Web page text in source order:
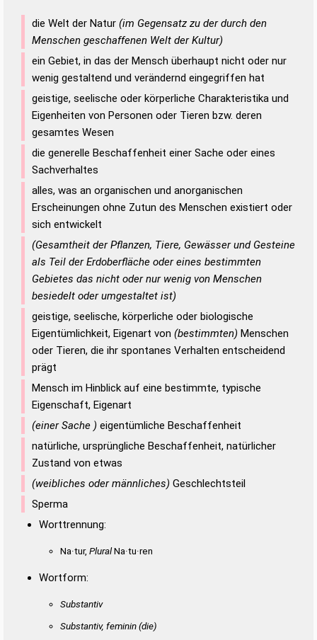
die Welt der Natur (im Gegensatz zu der durch den
Menschen geschaffenen Welt der Kultur)
ein Gebiet, in das der Mensch überhaupt nicht oder nur
wenig gestaltend und verändernd eingegriffen hat
geistige, seelische oder körperliche Charakteristika und
Eigenheiten von Personen oder Tieren bzw. deren
gesamtes Wesen
die generelle Beschaffenheit einer Sache oder eines
Sachverhaltes
alles, was an organischen und anorganischen
Erscheinungen ohne Zutun des Menschen existiert oder
sich entwickelt
(Gesamtheit der Pflanzen, Tiere, Gewässer und Gesteine
als Teil der Erdoberfläche oder eines bestimmten
Gebietes das nicht oder nur wenig von Menschen
besiedelt oder umgestaltet ist)
geistige, seelische, körperliche oder biologische
Eigentümlichkeit, Eigenart von (bestimmten) Menschen
oder Tieren, die ihr spontanes Verhalten entscheidend
prägt
Mensch im Hinblick auf eine bestimmte, typische
Eigenschaft, Eigenart
(einer Sache ) eigentümliche Beschaffenheit
natürliche, ursprüngliche Beschaffenheit, natürlicher
Zustand von etwas
(weibliches oder männliches) Geschlechtsteil
Sperma
Worttrennung:
Na·tur, PluralNa·tu·ren
Wortform:
Substantiv
Substantiv, feminin(die)